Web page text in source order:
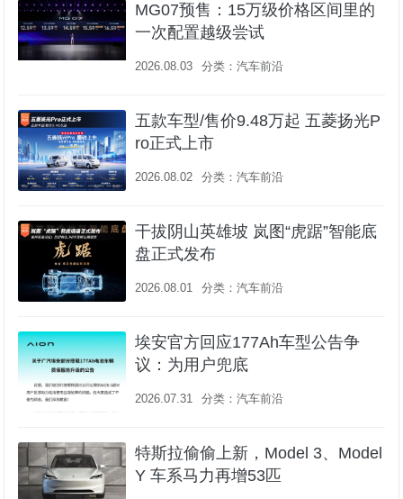
MG07预售：15万级价格区间里的
一次配置越级尝试
2026.08.03 分类：汽车前沿
五款车型/售价9.48万起 五菱扬光P
ro正式上市
2026.08.02 分类：汽车前沿
干拔阴山英雄坡 岚图“虎踞”智能底
盘正式发布
2026.08.01 分类：汽车前沿
埃安官方回应177Ah车型公告争
议：为用户兜底
2026.07.31 分类：汽车前沿
特斯拉偷偷上新，Model 3、Model
Y 车系马力再增53匹